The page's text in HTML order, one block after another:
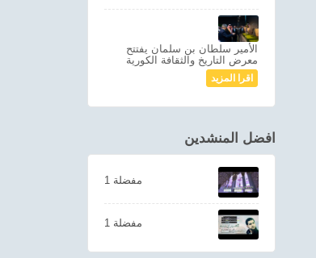
الأمير سلطان بن سلمان يفتتح
معرض التاريخ والثقافة الكورية
اقرا المزيد
افضل المنشدين
1 مفضلة
1 مفضلة